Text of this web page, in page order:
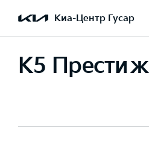
Киа-Центр Гусар
K5 Престиж